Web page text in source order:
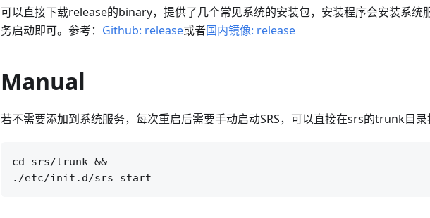
可以直接下载release的binary，提供了几个常见系统的安装包，安装程序会安装系统
务启动即可。参考： Github: release或者国内镜像: release
Manual
若不需要添加到系统服务，每次重启后需要手动启动SRS，可以直接在srs的trunk目录
cd srs/trunk &&